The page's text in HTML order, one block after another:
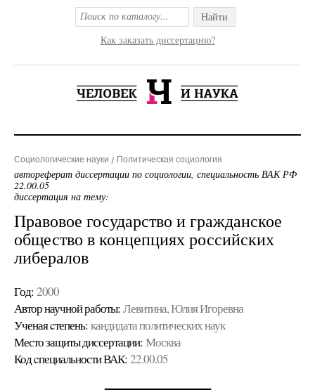
Найти
Как заказать диссертацию?
Социологические науки Политическая социология
автореферат диссертации по социологии, специальность ВАК РФ
22.00.05
диссертация на тему:
Правовое государство и гражданское
общество в концепциях российских
либералов
Год: 2000
Автор научной работы: Левитина, Юлия Игоревна
Ученая cтепень: кандидата политических наук
Место защиты диссертации: Москва
Код cпециальности ВАК: 22.00.05